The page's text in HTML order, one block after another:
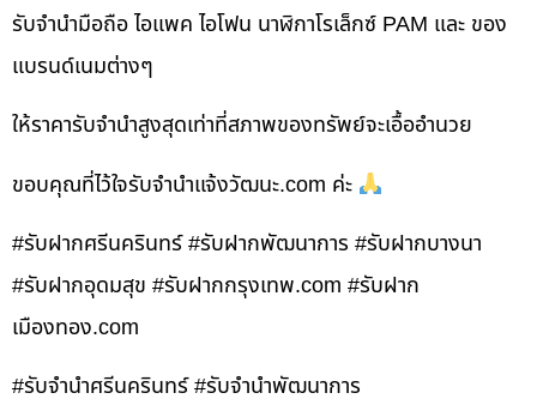
รับจำนำมือถือ ไอแพค ไอโฟน นาฬิกาโรเล็กซ์ PAM และ ของ
แบรนด์เนมต่างๆ
ให้ราคารับจำนำสูงสุดเท่าที่สภาพของทรัพย์จะเอื้ออำนวย
ขอบคุณที่ไว้ใจรับจำนำแจ้งวัฒนะ.com ค่ะ
#รับฝากศรีนครินทร์ #รับฝากพัฒนาการ #รับฝากบางนา
#รับฝากอุดมสุข #รับฝากกรุงเทพ.com #รับฝาก
เมืองทอง.com
#รับจำนำศรีนครินทร์ #รับจำนำพัฒนาการ